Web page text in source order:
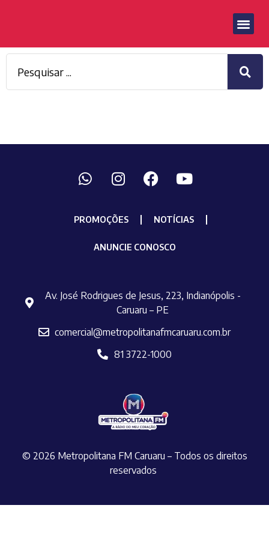
PROMOÇÕES NOTÍCIAS
ANUNCIE CONOSCO
Av. José Rodrigues de Jesus, 223, Indianópolis -
Caruaru – PE
comercial@metropolitanafmcaruaru.com.br
81 3722-1000
© 2026 Metropolitana FM Caruaru – Todos os direitos
reservados